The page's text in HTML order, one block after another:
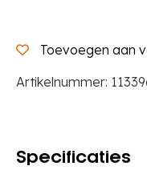
Toevoegen aan
Artikelnummer:
Specificaties